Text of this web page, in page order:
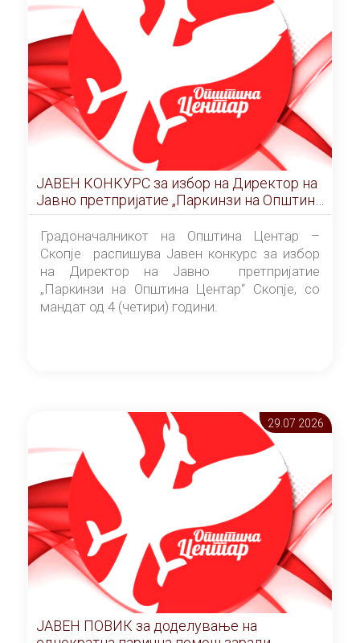
Договорот за закуп со најповолниот
понудувач.
ЈАВЕН КОНКУРС за избор на Директор на
Јавно претпријатие „Паркинзи на Општина
Центар“ – Скопје
Градоначалникот на Општина Центар –
Скопје распишува Јавен конкурс за избор
на Директор на Јавно претпријатие
„Паркинзи на Општина Центар“ Скопје, со
мандат од 4 (четири) години.
29.07 2026
ЈАВЕН ПОВИК за доделување на